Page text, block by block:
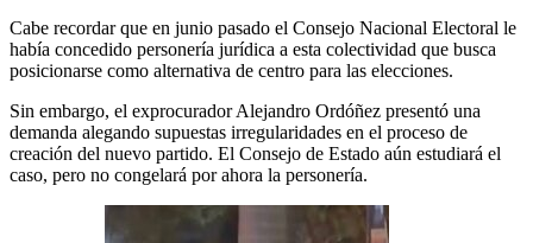
Cabe recordar que en junio pasado el Consejo Nacional Electoral le
había concedido personería jurídica a esta colectividad que busca
posicionarse como alternativa de centro para las elecciones.
Sin embargo, el exprocurador Alejandro Ordóñez presentó una
demanda alegando supuestas irregularidades en el proceso de
creación del nuevo partido. El Consejo de Estado aún estudiará el
caso, pero no congelará por ahora la personería.